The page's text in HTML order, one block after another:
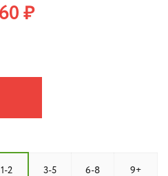
60 ₽
1-2 3-5 6-8 9+